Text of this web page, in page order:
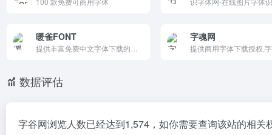
暖雀FONT 字魂网
数据评估
字谷网浏览人数已经达到1,574，如你需要查询该站的相关